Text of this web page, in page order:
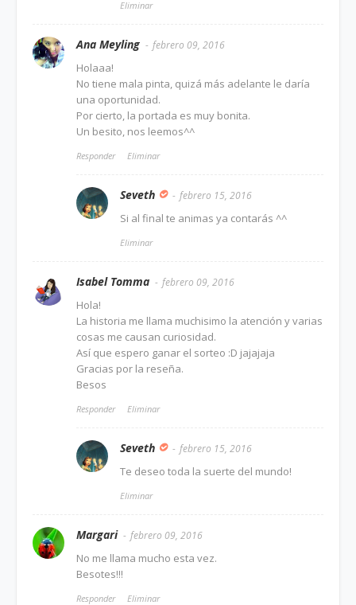
Eliminar
Ana Meyling febrero 09, 2016
Holaaa!
No tiene mala pinta, quizá más adelante le daría
una oportunidad.
Por cierto, la portada es muy bonita.
Un besito, nos leemos^^
Responder Eliminar
Seveth febrero 15, 2016
Si al final te animas ya contarás ^^
Eliminar
Isabel Tomma febrero 09, 2016
Hola!
La historia me llama muchisimo la atención y varias
cosas me causan curiosidad.
Así que espero ganar el sorteo :D jajajaja
Gracias por la reseña.
Besos
Responder Eliminar
Seveth febrero 15, 2016
Te deseo toda la suerte del mundo!
Eliminar
Margari febrero 09, 2016
No me llama mucho esta vez.
Besotes!!!
Responder Eliminar